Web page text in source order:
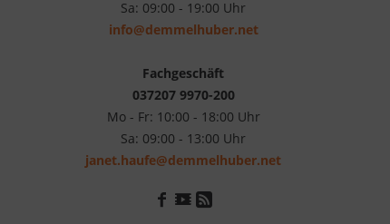
Sa: 09:00 - 19:00 Uhr
info@demmelhuber.net
Fachgeschäft
037207 9970-200
Mo - Fr: 10:00 - 18:00 Uhr
Sa: 09:00 - 13:00 Uhr
janet.haufe@demmelhuber.net